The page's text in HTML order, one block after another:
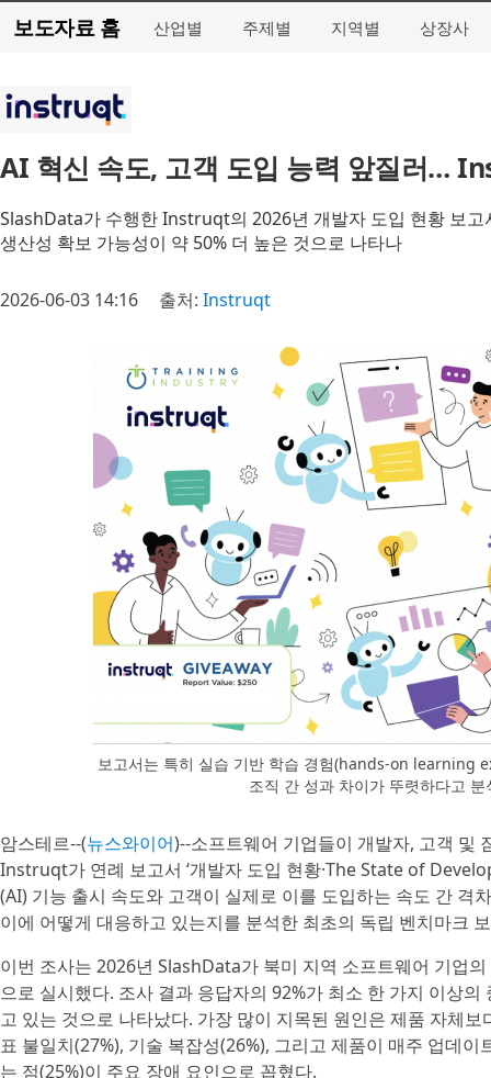
보도자료 홈 산업별 주제별 지역별 상장사
AI 혁신 속도, 고객 도입 능력 앞질러…
SlashData가 수행한 Instruqt의 2026년 개발자 도입 현황 보
생산성 확보 가능성이 약 50% 더 높은 것으로 나타나
2026-06-03 14:16 출처: Instruqt
보고서는 특히 실습 기반 학습 경험(hands-on learning
조직 간 성과 차이가 뚜렷하다고
암스테르--(뉴스와이어)--소프트웨어 기업들이 개발자, 고객 및
Instruqt가 연례 보고서 ‘개발자 도입 현황·The State of
(AI) 기능 출시 속도와 고객이 실제로 이를 도입하는 속도 간 격
이에 어떻게 대응하고 있는지를 분석한 최초의 독립 벤치마크
이번 조사는 2026년 SlashData가 북미 지역 소프트웨어 기업
으로 실시했다. 조사 결과 응답자의 92%가 최소 한 가지 이상
고 있는 것으로 나타났다. 가장 많이 지목된 원인은 제품 자체
표 불일치(27%), 기술 복잡성(26%), 그리고 제품이 매주 업데
는 점(25%)이 주요 장애 요인으로 꼽혔다.